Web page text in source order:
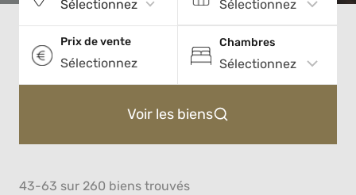
Sélectionnez
Prix de vente
Sélectionnez
Chambres
Voir les biens
43-63 sur 260 biens trouvés